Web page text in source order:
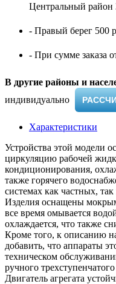
Центральный район
- Правый берег 500
- При сумме заказа
В другие районы и
индивидуально ​
Характеристики
Устройства этой модели
циркуляцию рабочей
кондиционирования,
также горячего
системах как частных,
Изделия оснащены
все время омывается
охлаждается, что также
Кроме того, к описанию
добавить, что аппараты
техническом
ручного
Двигатель агрегата